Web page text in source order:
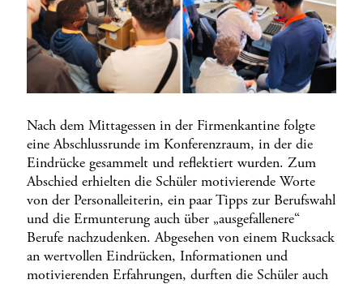
Nach dem Mittagessen in der Firmenkantine folgte
eine Abschlussrunde im Konferenzraum, in der die
Eindrücke gesammelt und reflektiert wurden. Zum
Abschied erhielten die Schüler motivierende Worte
von der Personalleiterin, ein paar Tipps zur Berufswahl
und die Ermunterung auch über „ausgefallenere“
Berufe nachzudenken. Abgesehen von einem Rucksack
an wertvollen Eindrücken, Informationen und
motivierenden Erfahrungen, durften die Schüler auch